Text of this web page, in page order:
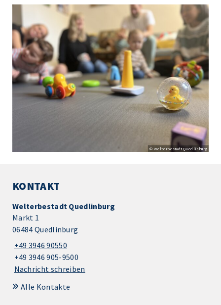
© Welterbestadt Quedlinburg
KONTAKT
Welterbestadt Quedlinburg
Markt 1
06484 Quedlinburg
+49 3946 90550
+49 3946 905-9500
Nachricht schreiben
Alle Kontakte